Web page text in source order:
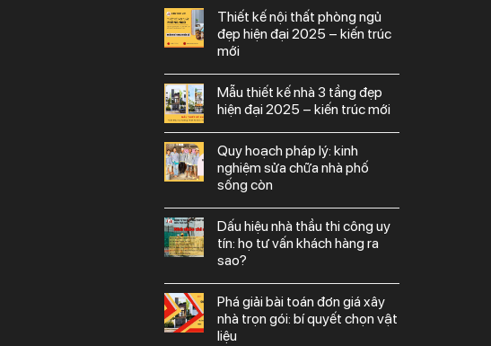
thiết kế nội thất phòng ngủ
đẹp hiện đại 2025 – kiến trúc
mới
mẫu thiết kế nhà 3 tầng đẹp
hiện đại 2025 – kiến trúc mới
quy hoạch pháp lý: kinh
nghiệm sửa chữa nhà phố
sống còn
dấu hiệu nhà thầu thi công uy
tín: họ tư vấn khách hàng ra
sao?
phá giải bài toán đơn giá xây
nhà trọn gói: bí quyết chọn vật
liệu